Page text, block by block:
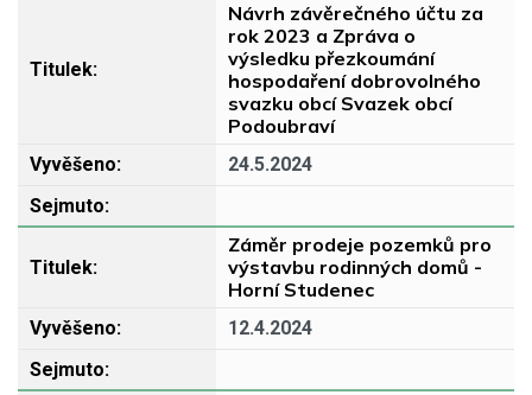
Návrh závěrečného účtu za
rok 2023 a Zpráva o
výsledku přezkoumání
hospodaření dobrovolného
svazku obcí Svazek obcí
Podoubraví
24.5.2024
Záměr prodeje pozemků pro
výstavbu rodinných domů -
Horní Studenec
12.4.2024